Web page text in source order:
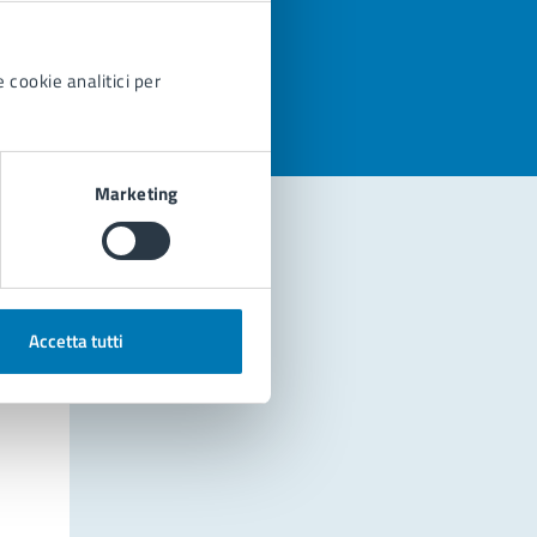
cookie analitici per
Marketing
Accetta tutti